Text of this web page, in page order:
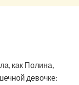
как Полина,
девочке: